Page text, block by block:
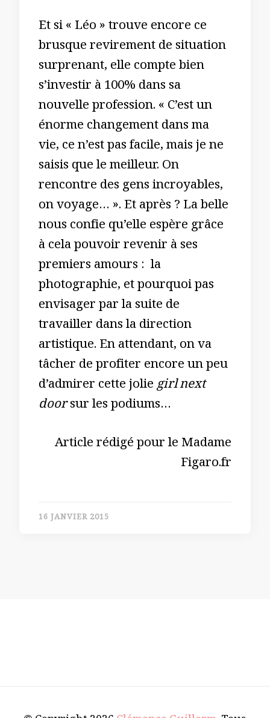
Et si « Léo » trouve encore ce
brusque revirement de situation
surprenant, elle compte bien
s’investir à 100% dans sa
nouvelle profession. « C’est un
énorme changement dans ma
vie, ce n’est pas facile, mais je ne
saisis que le meilleur. On
rencontre des gens incroyables,
on voyage… ». Et après ? La belle
nous confie qu’elle espère grâce
à cela pouvoir revenir à ses
premiers amours : la
photographie, et pourquoi pas
envisager par la suite de
travailler dans la direction
artistique. En attendant, on va
tâcher de profiter encore un peu
d’admirer cette joliegirl next
doorsur les podiums…
Article rédigé pour le Madame
Figaro.fr
16 JANVIER 2015